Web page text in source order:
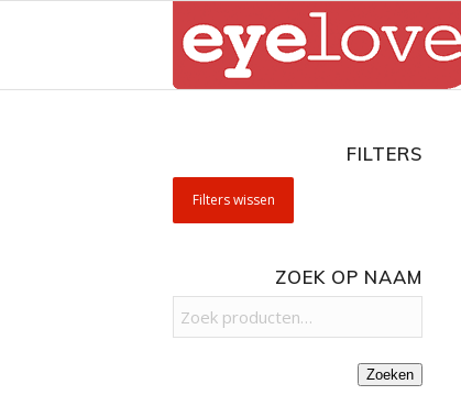
FILTERS
Filters wissen
ZOEK OP NAAM
Zoeken